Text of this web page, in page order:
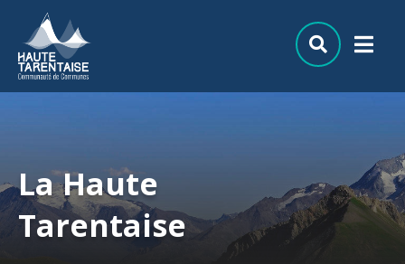
Aller à la recherche
La Haute
Tarentaise